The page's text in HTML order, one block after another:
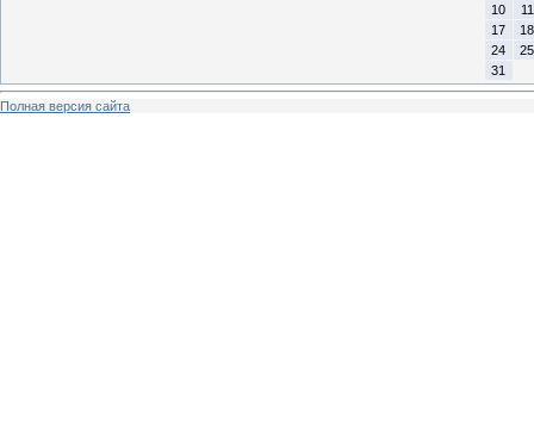
10
11
17
18
24
25
31
Полная версия сайта